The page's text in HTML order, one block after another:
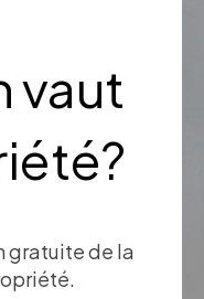
vaut
gratuite de la